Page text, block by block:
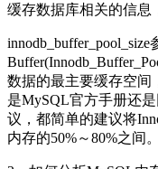
缓存数据库相关的信息
数据的最主要缓存空间
是MySQL官方手册还
议，都简单的建议将
内存的50%～80%之间。